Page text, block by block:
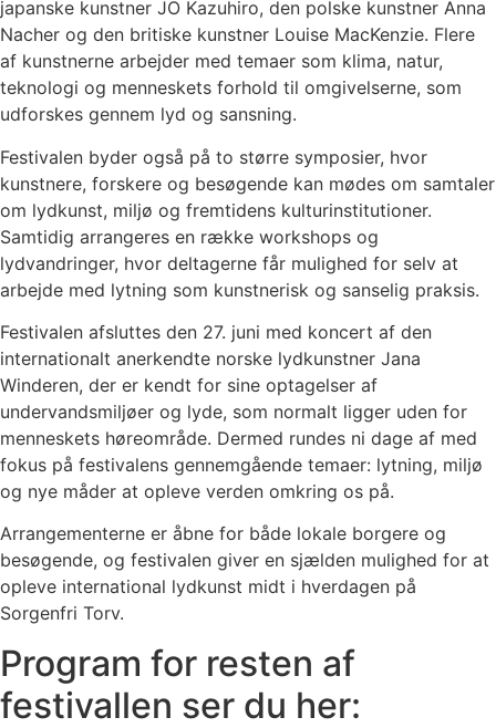
japanske kunstner JO Kazuhiro, den polske kunstner Anna
Nacher og den britiske kunstner Louise MacKenzie. Flere
af kunstnerne arbejder med temaer som klima, natur,
teknologi og menneskets forhold til omgivelserne, som
udforskes gennem lyd og sansning.
Festivalen byder også på to større symposier, hvor
kunstnere, forskere og besøgende kan mødes om samtaler
om lydkunst, miljø og fremtidens kulturinstitutioner.
Samtidig arrangeres en række workshops og
lydvandringer, hvor deltagerne får mulighed for selv at
arbejde med lytning som kunstnerisk og sanselig praksis.
Festivalen afsluttes den 27. juni med koncert af den
internationalt anerkendte norske lydkunstner Jana
Winderen, der er kendt for sine optagelser af
undervandsmiljøer og lyde, som normalt ligger uden for
menneskets høreområde. Dermed rundes ni dage af med
fokus på festivalens gennemgående temaer: lytning, miljø
og nye måder at opleve verden omkring os på.
Arrangementerne er åbne for både lokale borgere og
besøgende, og festivalen giver en sjælden mulighed for at
opleve international lydkunst midt i hverdagen på
Sorgenfri Torv.
Program for resten af
festivallen ser du her: